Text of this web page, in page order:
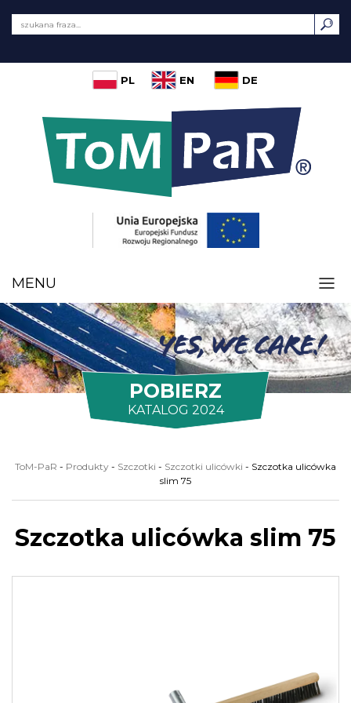
PL EN DE
MENU
POBIERZ
KATALOG 2024
ToM-PaR - Produkty - Szczotki - Szczotki ulicówki - Szczotka ulicówka
slim 75
Szczotka ulicówka slim 75